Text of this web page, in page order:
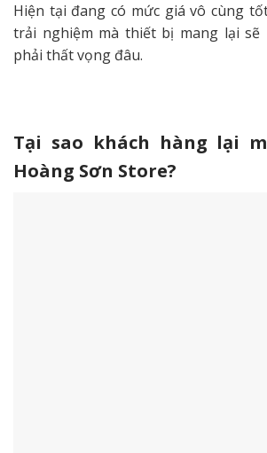
Hiện tại đang có mức giá vô cùng
trải nghiệm mà thiết bị mang lại sẽ
phải thất vọng đâu.
Tại sao khách hàng lại
Hoàng Sơn Store?